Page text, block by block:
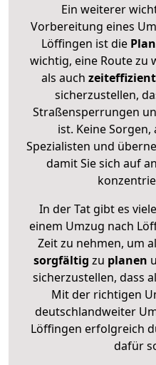
Ein weiterer
Vorbereitung eines
Löffingen ist die
wichtig, eine Route zu
als auch zeiteffizient
sicherzustellen,
Straßensperrungen
ist. Keine
Spezialisten und
damit Sie sich auf
In der Tat gibt es
einem Umzug nach
Zeit zu nehmen, um
sorgfältig zu planen
sicherzustellen, dass
Mit der richtigen
deutschlandweiter
Löffingen erfolgreich
dafür